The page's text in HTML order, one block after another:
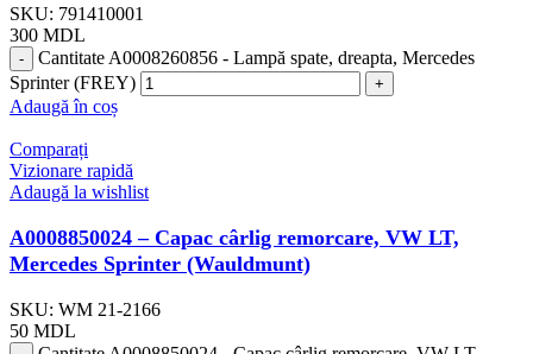
SKU: 791410001
300 MDL
Cantitate A0008260856 - Lampă spate, dreapta, Mercedes
Sprinter (FREY)
Adaugă în coș
Comparați
Vizionare rapidă
Adaugă la wishlist
A0008850024 – Capac cârlig remorcare, VW LT,
Mercedes Sprinter (Wauldmunt)
SKU: WM 21-2166
50 MDL